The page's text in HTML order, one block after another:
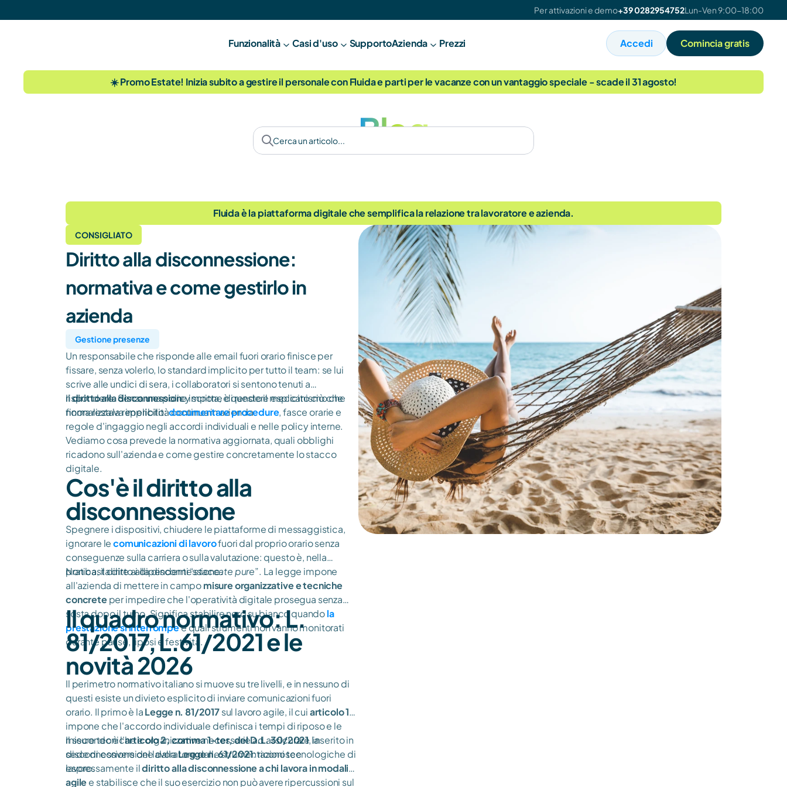
Per attivazioni e demo+39 0282954752Lun-Ven 9:00-18:00
Funzionalità Casi d'uso SupportoAzienda Prezzi Accedi Comincia gratis
☀️ Promo Estate! Inizia subito a gestire il personale con Fluida e parti per le vacanze con un vantaggio speciale - scade il 31 agosto!
Blog
Cerca un articolo...
Fluida è la piattaforma digitale che semplifica la relazione tra lavoratore e azienda.
CONSIGLIATO
Diritto alla disconnessione:
normativa e come gestirlo in
azienda
Gestione presenze
Un responsabile che risponde alle email fuori orario finisce per
fissare, senza volerlo, lo standard implicito per tutto il team: se lui
scrive alle undici di sera, i collaboratori si sentono tenuti a
rispondere. Senza una policy scritta, è questo il meccanismo che
normalizza la reperibilità continua in azienda.
Ildiritto alla disconnessione impone di rendere esplicito ciò che
finora restava implicito:documentare procedure, fasce orarie e
regole d'ingaggio negli accordi individuali e nelle policy interne.
Vediamo cosa prevede la normativa aggiornata, quali obblighi
ricadono sull'azienda e come gestire concretamente lo stacco
digitale.
Cos'è il diritto alla
disconnessione
Spegnere i dispositivi, chiudere le piattaforme di messaggistica,
ignorare lecomunicazioni di lavorofuori dal proprio orario senza
conseguenze sulla carriera o sulla valutazione: questo è, nella
pratica, il diritto alla disconnessione.
Non basta dire ai dipendenti “staccate pure”. La legge impone
all'azienda di mettere in campomisure organizzative e tecniche
concreteper impedire che l'operatività digitale prosegua senza
sosta dopo il turno. Significa stabilire nero su bianco quandola
prestazione si interrompee quali strumenti non vanno monitorati
durante pause, riposi e festività.
Il quadro normativo: L.
81/2017, L.61/2021 e le
novità 2026
Il perimetro normativo italiano si muove su tre livelli, e in nessuno di
questi esiste un divieto esplicito di inviare comunicazioni fuori
orario. Il primo è laLegge n. 81/2017sul lavoro agile, il cuiarticolo 19
impone che l'accordo individuale definisca i tempi di riposo e le
misure tecniche e organizzative necessarie ad assicurare la
disconnessione del lavoratore dalle strumentazioni tecnologiche di
lavoro.
Il secondo è l'articolo 2, comma 1-ter, del D.L. 30/2021, inserito in
sede di conversione dallaLegge n. 61/2021: riconosce
espressamente ildiritto alla disconnessione a chi lavora in modalità
agilee stabilisce che il suo esercizio non può avere ripercussioni sul